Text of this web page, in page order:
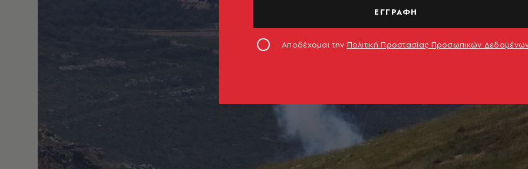
ΕΓΓΡΑΦΗ
Αποδέχομαι την Πολιτική Προστασίας Προσωπικών